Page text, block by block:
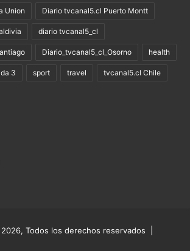
Union Diario tvcanal5.cl Puerto Montt
diario tvcanal5_cl
Diario_tvcanal5_cl_Osorno health
3 sport travel tvcanal5.cl Chile
Todos los derechos reservados |